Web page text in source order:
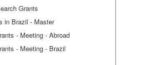
Grants
in Brazil - Master
- Meeting - Abroad
- Meeting - Brazil